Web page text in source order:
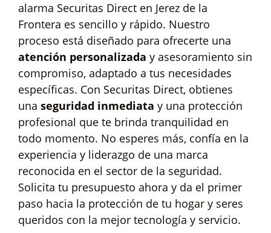
alarma Securitas Direct en Jerez de la
Frontera es sencillo y rápido. Nuestro
proceso está diseñado para ofrecerte una
atención personalizada y asesoramiento sin
compromiso, adaptado a tus necesidades
específicas. Con Securitas Direct, obtienes
una seguridad inmediata y una protección
profesional que te brinda tranquilidad en
todo momento. No esperes más, confía en la
experiencia y liderazgo de una marca
reconocida en el sector de la seguridad.
Solicita tu presupuesto ahora y da el primer
paso hacia la protección de tu hogar y seres
queridos con la mejor tecnología y servicio.